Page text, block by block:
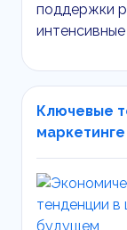
поддержки
интенсивные
Ключевые